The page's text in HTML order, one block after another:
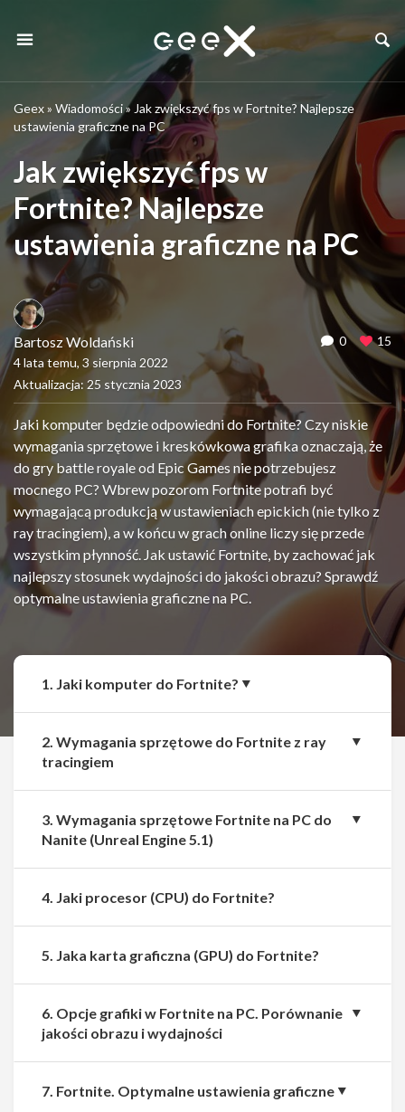
Geex» Wiadomości» Jak zwiększyć fps w Fortnite? Najlepsze
ustawienia graficzne na PC
Jak zwiększyć fps w
Fortnite? Najlepsze
ustawienia graficzne na PC
Bartosz Woldański
4 lata temu, 3 sierpnia 2022
Aktualizacja: 25 stycznia 2023
0 15
Jaki komputer będzie odpowiedni do Fortnite? Czy niskie
wymagania sprzętowe i kreskówkowa grafika oznaczają, że
do gry battle royale od Epic Games nie potrzebujesz
mocnego PC? Wbrew pozorom Fortnite potrafi być
wymagającą produkcją w ustawieniach epickich (nie tylko z
ray tracingiem), a w końcu w grach online liczy się przede
wszystkim płynność. Jak ustawić Fortnite, by zachować jak
najlepszy stosunek wydajności do jakości obrazu? Sprawdź
optymalne ustawienia graficzne na PC.
1. Jaki komputer do Fortnite?
2. Wymagania sprzętowe do Fortnite z ray
tracingiem
3. Wymagania sprzętowe Fortnite na PC do
Nanite (Unreal Engine 5.1)
4. Jaki procesor (CPU) do Fortnite?
5. Jaka karta graficzna (GPU) do Fortnite?
6. Opcje grafiki w Fortnite na PC. Porównanie
jakości obrazu i wydajności
7. Fortnite. Optymalne ustawienia graficzne